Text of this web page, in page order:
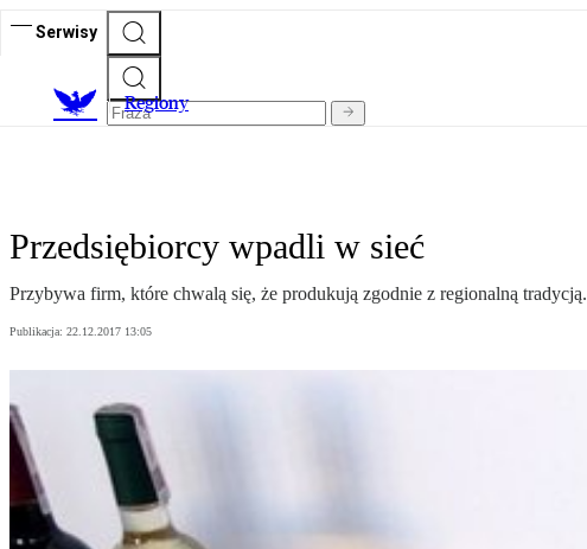
Serwisy
Regiony
Przedsiębiorcy wpadli w sieć
Przybywa firm, które chwalą się, że produkują zgodnie z regionalną tradycją.
Publikacja: 22.12.2017 13:05